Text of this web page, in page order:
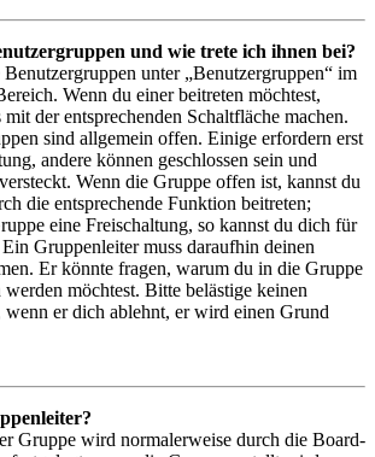
und wie trete ich ihnen bei?
unter „Benutzergruppen“ im
Wenn du einer beitreten möchtest,
der entsprechenden Schaltfläche machen.
sind allgemein offen. Einige erfordern erst
andere können geschlossen sein und
Wenn die Gruppe offen ist, kannst du
die entsprechende Funktion beitreten;
eine Freischaltung, so kannst du dich für
Gruppenleiter muss daraufhin deinen
Er könnte fragen, warum du in die Gruppe
werden möchtest. Bitte belästige keinen
wenn er dich ablehnt, er wird einen Grund
Gruppe wird normalerweise durch die Board-